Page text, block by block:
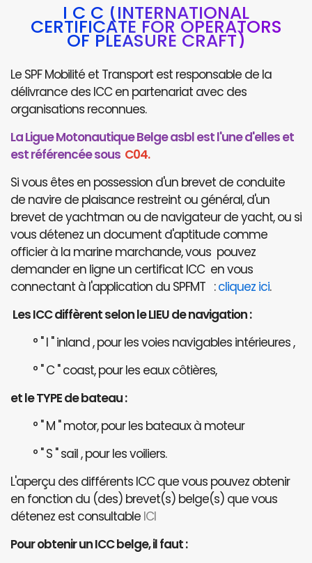
I C C (INTERNATIONAL
CERTIFICATE FOR OPERATORS
OF PLEASURE CRAFT)
Le SPF Mobilité et Transport est responsable de la
délivrance des ICC en partenariat avec des
organisations reconnues.
La Ligue Motonautique Belge asbl est l'une d'elles et
est référencée sous C04.
Si vous êtes en possession d'un brevet de conduite
de navire de plaisance restreint ou général, d'un
brevet de yachtman ou de navigateur de yacht, ou si
vous détenez un document d'aptitude comme
officier à la marine marchande, vous pouvez
demander en ligne un certificat ICC en vous
connectant à l'application du SPFMT :cliquez ici.
Les ICC diffèrent selon le LIEU de navigation :
° " I " inland , pour les voies navigables intérieures ,
° " C " coast, pour les eaux côtières,
et le TYPE de bateau :
° " M " motor, pour les bateaux à moteur
° " S " sail , pour les voiliers.
L'aperçu des différents ICC que vous pouvez obtenir
en fonction du (des) brevet(s) belge(s) que vous
détenez est consultable ICI
Pour obtenir un ICC belge, il faut :